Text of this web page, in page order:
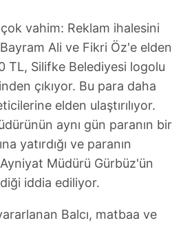
çok vahim: Reklam ihalesini
Ali ve Fikri Öz'e elden
TL, Silifke Belediyesi logolu
çıkıyor. Bu para daha
elden ulaştırılıyor.
aynı gün paranın bir
yatırdığı ve paranın
Ayniyat Müdürü Gürbüz'ün
iddia ediliyor.
Balcı, matbaa ve